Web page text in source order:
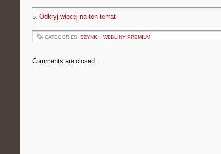
5. Odkryj więcej na ten temat
CATEGORIES: SZYNKI I WĘDLINY PREMIUM
Comments are closed.